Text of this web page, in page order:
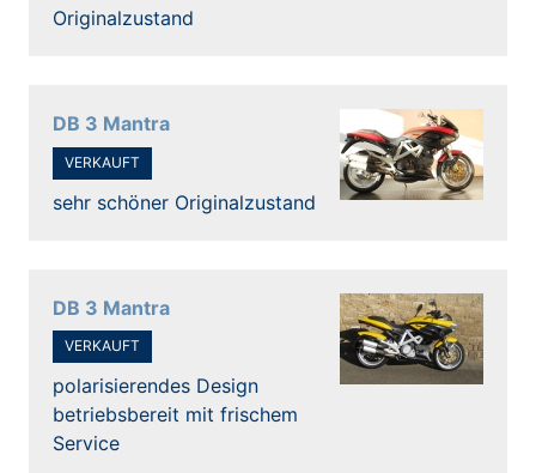
Originalzustand
DB 3 Mantra
VERKAUFT
sehr schöner Originalzustand
DB 3 Mantra
VERKAUFT
polarisierendes Design
betriebsbereit mit frischem
Service